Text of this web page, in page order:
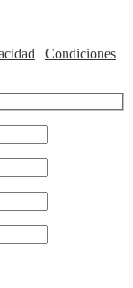
| Condiciones